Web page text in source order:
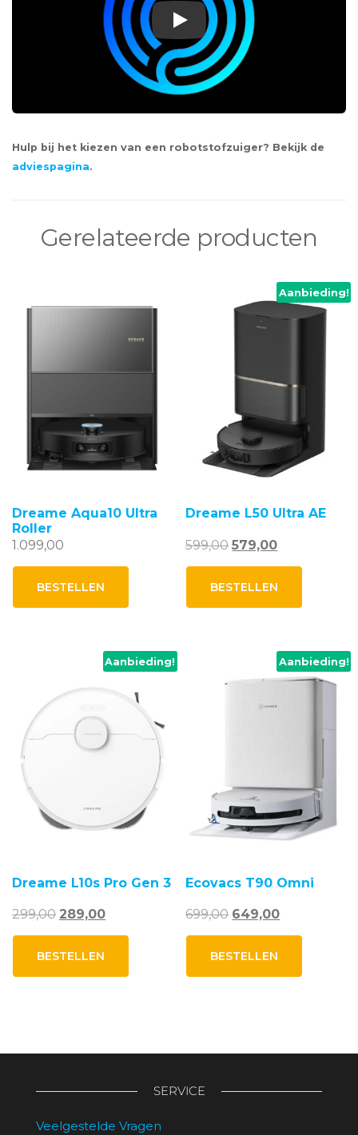
Play
Hulp bij het kiezen van een robotstofzuiger? Bekijk de
adviespagina.
Gerelateerde producten
Dreame Aqua10 Ultra
Roller
1.099,00
BESTELLEN
Aanbieding!
Dreame L50 Ultra AE
599,00Oorspronkelijke
prijs
was:
599,00.
579,00Huidige
prijs
is:
579,00.
BESTELLEN
Aanbieding!
Dreame L10s Pro Gen 3
299,00 Oorspronkelijke
prijs
was:
299,00.
289,00Huidige
prijs
289,00.
BESTELLEN
Aanbieding!
Ecovacs T90 Omni
699,00 Oorspronkelijke
prijs
was:
699,00.
649,00Huidige
prijs
649,00.
BESTELLEN
SERVICE
Veelgestelde Vragen